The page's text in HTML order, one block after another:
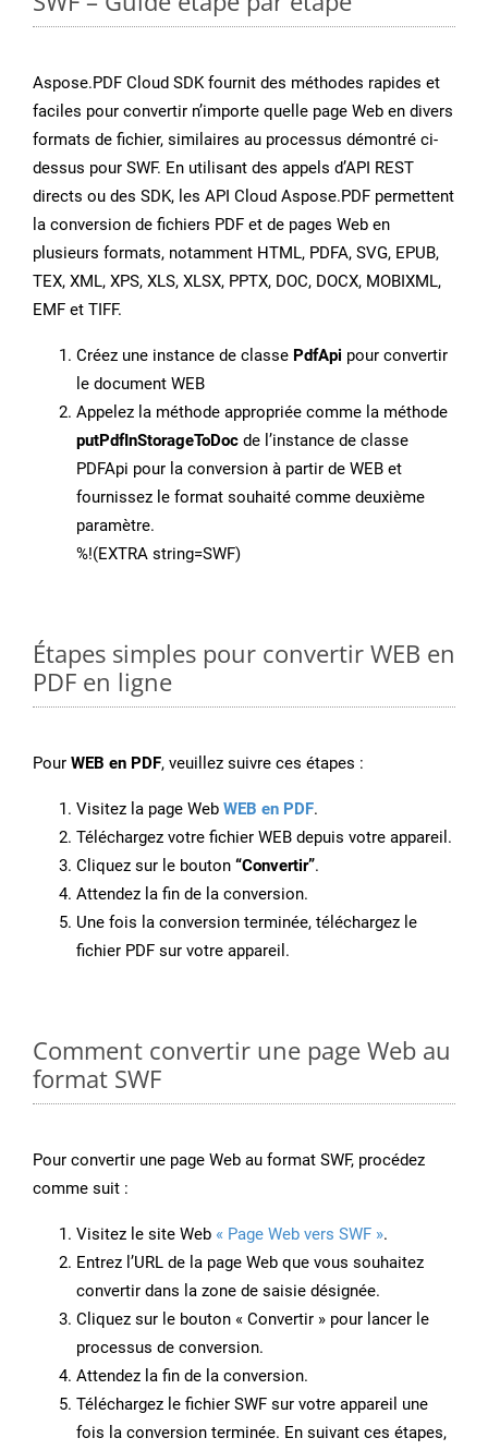
Aspose.PDF Cloud SDK fournit des méthodes rapides et
faciles pour convertir n’importe quelle page Web en divers
formats de fichier, similaires au processus démontré ci-
dessus pour SWF. En utilisant des appels d’API REST
directs ou des SDK, les API Cloud Aspose.PDF permettent
la conversion de fichiers PDF et de pages Web en
plusieurs formats, notamment HTML, PDFA, SVG, EPUB,
TEX, XML, XPS, XLS, XLSX, PPTX, DOC, DOCX, MOBIXML,
EMF et TIFF.
Créez une instance de classe PdfApi pour convertir
le document WEB
Appelez la méthode appropriée comme la méthode
putPdfInStorageToDoc de l’instance de classe
PDFApi pour la conversion à partir de WEB et
fournissez le format souhaité comme deuxième
paramètre.
%!(EXTRA string=SWF)
Étapes simples pour convertir WEB en
PDF en ligne
Pour WEB en PDF, veuillez suivre ces étapes :
Visitez la page Web WEB en PDF.
Téléchargez votre fichier WEB depuis votre appareil.
Cliquez sur le bouton “Convertir”.
Attendez la fin de la conversion.
Une fois la conversion terminée, téléchargez le
fichier PDF sur votre appareil.
Comment convertir une page Web au
format SWF
Pour convertir une page Web au format SWF, procédez
comme suit :
Visitez le site Web « Page Web vers SWF ».
Entrez l’URL de la page Web que vous souhaitez
convertir dans la zone de saisie désignée.
Cliquez sur le bouton « Convertir » pour lancer le
processus de conversion.
Attendez la fin de la conversion.
Téléchargez le fichier SWF sur votre appareil une
fois la conversion terminée. En suivant ces étapes,